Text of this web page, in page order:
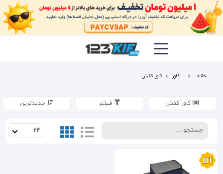
خانه کاور کاور کفش
جدیدترین کاور کفش
24